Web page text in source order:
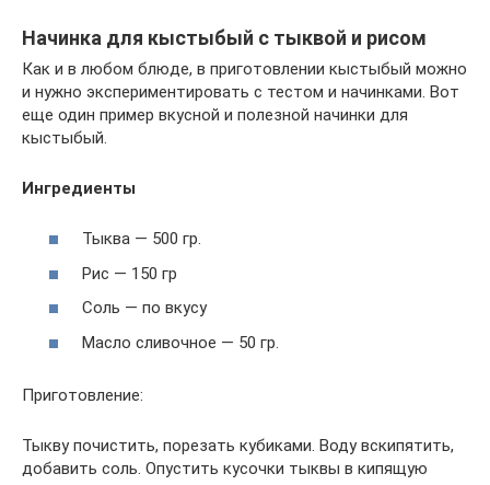
Начинка для кыстыбый с тыквой и рисом
Как и в любом блюде, в приготовлении кыстыбый можно
и нужно экспериментировать с тестом и начинками. Вот
еще один пример вкусной и полезной начинки для
кыстыбый.
Ингредиенты
Тыква — 500 гр.
Рис — 150 гр
Соль — по вкусу
Масло сливочное — 50 гр.
Приготовление:
Тыкву почистить, порезать кубиками. Воду вскипятить,
добавить соль. Опустить кусочки тыквы в кипящую